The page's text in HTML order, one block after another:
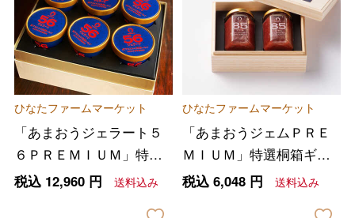
ひなたファームマーケット
「あまおうジェラート５
６ＰＲＥＭＩＵＭ」特選
ギフト「北斎北品川」特
税込 12,960円 送料込み
ひなたファームマーケット
「あまおうジェムＰＲＥ
ＭＩＵＭ」特選桐箱ギフ
ト
税込 6,048円 送料込み